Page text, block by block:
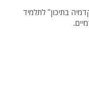
בתיכון" לתלמיד